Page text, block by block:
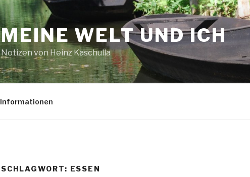
MEINE WELT UND ICH
Notizen von Heinz Kaschulla
Informationen
SCHLAGWORT: ESSEN